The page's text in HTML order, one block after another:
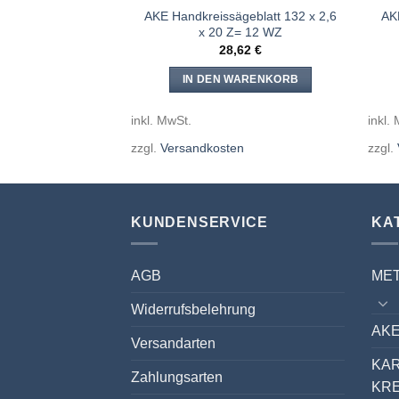
AKE Handkreissägeblatt 132 x 2,6
x 20 Z= 12 WZ
28,62€
IN DEN WARENKORB
inkl. MwSt.
zzgl. Versandkosten
inkl.
zzgl.
KUNDENSERVICE
AGB
Widerrufsbelehrung
Versandarten
Zahlungsarten